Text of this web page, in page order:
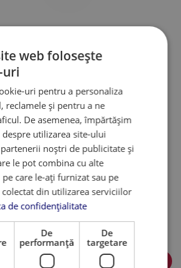
artei si designului
prin creativitate)
cu experiență practică)
FI STUDIATE PROGRAMELE DE ARTA SI
web folosește
uri
uri pentru a personaliza
reclamele și pentru a ne
De asemenea, împărtășim
utilizarea site-ului
noștri de publicitate și
le pot combina cu alte
care le-ați furnizat sau pe
colectat din utilizarea serviciilor
de confidențialitate
De
performanță
De
targetare